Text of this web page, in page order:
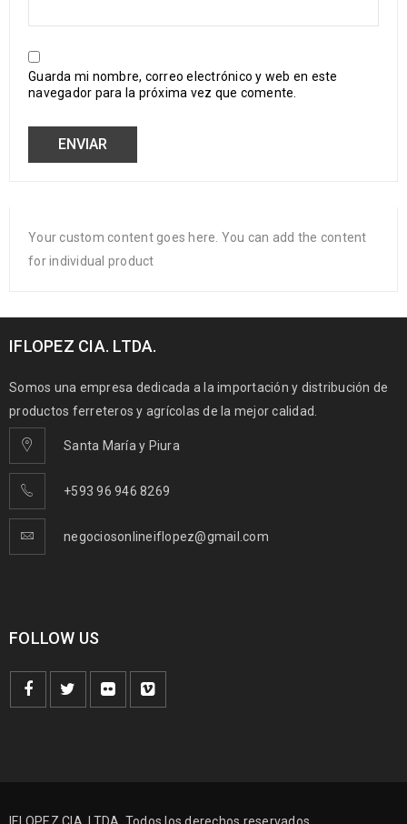
Guarda mi nombre, correo electrónico y web en este
navegador para la próxima vez que comente.
Your custom content goes here. You can add the content
for individual product
IFLOPEZ CIA. LTDA.
Somos una empresa dedicada a la importación y distribución de
productos ferreteros y agrícolas de la mejor calidad.
Santa María y Piura
+593 96 946 8269
negociosonlineiflopez@gmail.com
FOLLOW US